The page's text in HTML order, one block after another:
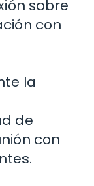
sobre
con
la
de
con